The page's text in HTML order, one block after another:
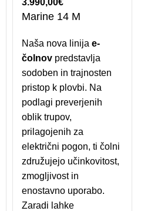
3.990,00€
Marine 14 M
Naša nova linija e-
čolnov predstavlja
sodoben in trajnosten
pristop k plovbi. Na
podlagi preverjenih
oblik trupov,
prilagojenih za
električni pogon, ti čolni
združujejo učinkovitost,
zmogljivost in
enostavno uporabo.
Zaradi lahke